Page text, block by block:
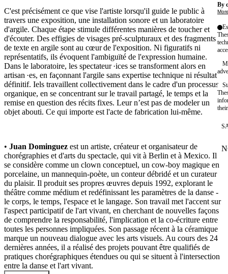
C'est précisément ce que vise l'artiste lorsqu'il guide le public à
travers une exposition, une installation sonore et un laboratoire
d'argile. Chaque étape stimule différentes manières de toucher et
d'écouter. Des effigies de visages pré-sculpturaux et des fragments
de texte en argile sont au cœur de l'exposition. Ni figuratifs ni
représentatifs, ils évoquent l'ambiguïté de l'expression humaine.
Dans le laboratoire, les spectateur ·ices se transforment alors en
artisan ·es, en façonnant l'argile sans expertise technique ni résultat
définitif. Iels travaillent collectivement dans le cadre d'un processus
organique, en se concentrant sur le travail partagé, le temps et la
remise en question des récits fixes. Leur n’est pas de modeler un
objet abouti. Ce qui importe est l'acte de fabrication lui-même.
• Juan Dominguez est un artiste, créateur et organisateur de
chorégraphies et d'arts du spectacle, qui vit à Berlin et à Mexico. Il
se considère comme un clown conceptuel, un cow-boy magique en
porcelaine, un mannequin-poète, un conteur débridé et un curateur
du plaisir. Il produit ses propres œuvres depuis 1992, explorant le
théâtre comme médium et redéfinissant les paramètres de la danse -
le corps, le temps, l'espace et le langage. Son travail met l'accent sur
l'aspect participatif de l'art vivant, en cherchant de nouvelles façons
de comprendre la responsabilité, l'implication et la co-écriture entre
toutes les personnes impliquées. Son passage récent à la céramique
marque un nouveau dialogue avec les arts visuels. Au cours des 24
dernières années, il a réalisé des projets pouvant être qualifiés de
pratiques chorégraphiques étendues ou qui se situent à l'intersection
entre la danse et l'art vivant.
By